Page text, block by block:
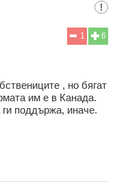
6
1
, но бягат
им е в Канада.
поддържа, иначе.